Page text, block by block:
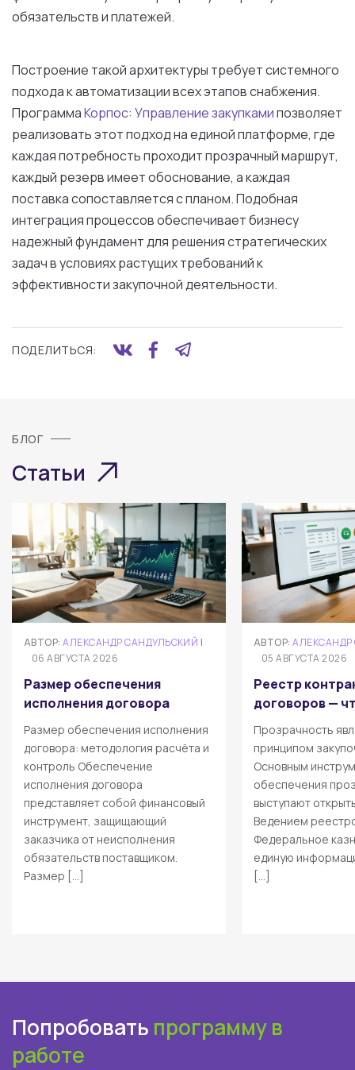
обязательств и платежей.
Построение такой архитектуры требует системного
подхода к автоматизации всех этапов снабжения.
ПрограммаКорпос: Управление закупкамипозволяет
реализовать этот подход на единой платформе, где
каждая потребность проходит прозрачный маршрут,
каждый резерв имеет обоснование, а каждая
поставка сопоставляется с планом. Подобная
интеграция процессов обеспечивает бизнесу
надежный фундамент для решения стратегических
задач в условиях растущих требований к
эффективности закупочной деятельности.
ПОДЕЛИТЬСЯ:
БЛОГ
Статьи
АВТОР:АЛЕКСАНДР САНДУЛЬСКИЙ |
06 АВГУСТА 2026
Размер обеспечения
исполнения договора
Размер обеспечения исполнения
договора: методология расчёта и
контроль Обеспечение
исполнения договора
представляет собой финансовый
инструмент, защищающий
заказчика от неисполнения
обязательств поставщиком.
Размер […]
АВТОР:
05 АВГУСТА 2026
Реестр
договоров —
Прозрачность
принципом
Основным
обеспечения
выступают
Ведением
Федеральное
единую
[…]
Попробовать программу в
работе